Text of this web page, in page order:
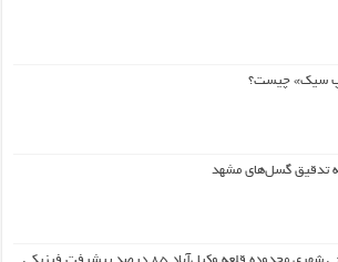
سیک» چیست؟
تدقیق گسل‌های مشهد